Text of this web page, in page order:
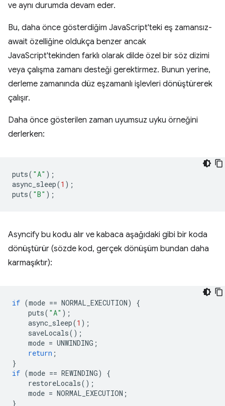
ve aynı durumda devam eder.
Bu, daha önce gösterdiğim JavaScript'teki eş zamansız-
await özelliğine oldukça benzer ancak
JavaScript'tekinden farklı olarak dilde özel bir söz dizimi
veya çalışma zamanı desteği gerektirmez. Bunun yerine,
derleme zamanında düz eşzamanlı işlevleri dönüştürerek
çalışır.
Daha önce gösterilen zaman uyumsuz uyku örneğini
derlerken:
puts( "A" );
async_sleep(1 );
puts( "B" );
Asyncify bu kodu alır ve kabaca aşağıdaki gibi bir koda
dönüştürür (sözde kod, gerçek dönüşüm bundan daha
karmaşıktır):
if (mode == NORMAL_EXECUTION)
{
puts( "A" );
async_sleep(1 );
saveLocals();
mode = UNWINDING ;
return ;
}
if (mode == REWINDING)
{
restoreLocals();
mode = NORMAL_EXECUTION ;
}